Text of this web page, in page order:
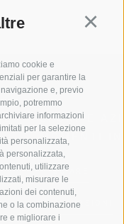
cookie e
per garantire la
e, previo
potremmo
informazioni
per la selezione
personalizzata,
personalizzata,
utilizzare
misurare le
dei contenuti,
o la combinazione
e migliorare i
SPORT E
MOMENTI
SCIARE
ESCURSIONI